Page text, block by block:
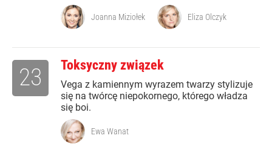
Joanna Miziołek Eliza Olczyk
Toksyczny związek
Vega z kamiennym wyrazem twarzy stylizuje
się na twórcę niepokornego, którego władza
się boi.
23
Ewa Wanat